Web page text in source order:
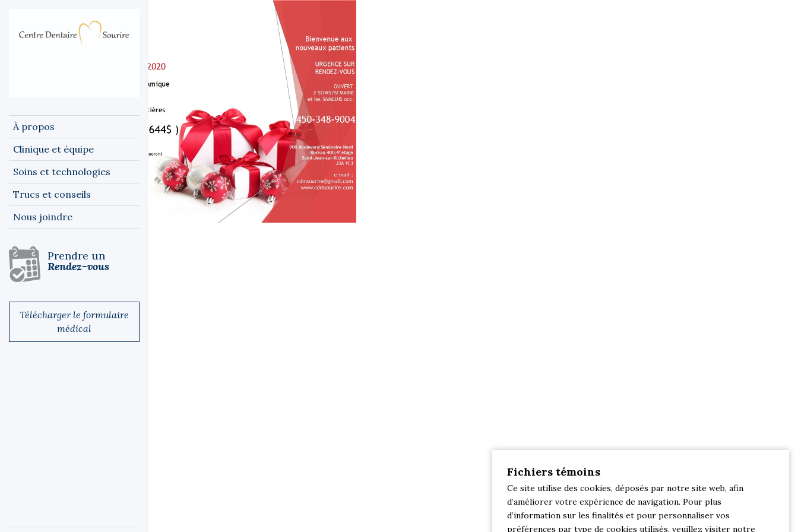
À propos
Clinique et équipe
Soins et technologies
Trucs et conseils
Nous joindre
Prendre un
Rendez-vous
Télécharger le formulaire
médical
Fichiers témoins
Ce site utilise des cookies, déposés par notre site web, afin
d’améliorer votre expérience de navigation. Pour plus
d’information sur les finalités et pour personnaliser vos
préférences par type de cookies utilisés, veuillez visiter notre